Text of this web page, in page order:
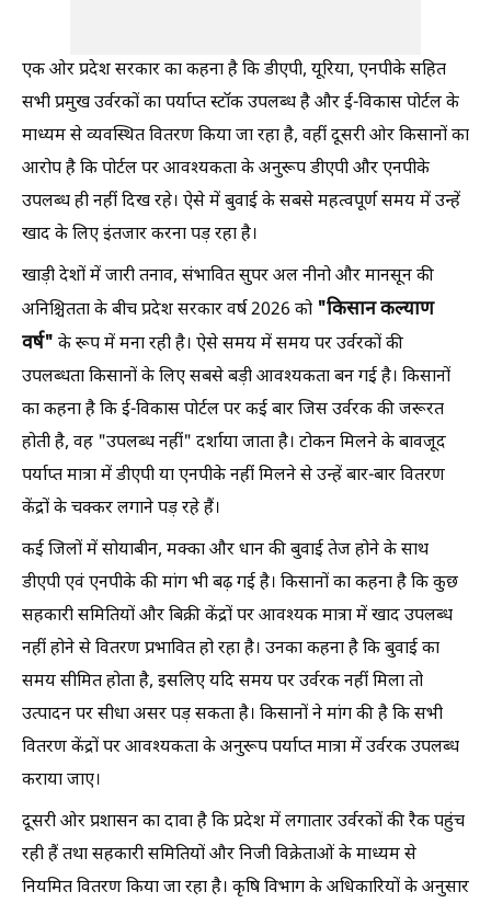
एक ओर प्रदेश सरकार का कहना है कि डीएपी, यूरिया, एनपीके सहित
सभी प्रमुख उर्वरकों का पर्याप्त स्टॉक उपलब्ध है और ई-विकास पोर्टल के
माध्यम से व्यवस्थित वितरण किया जा रहा है, वहीं दूसरी ओर किसानों का
आरोप है कि पोर्टल पर आवश्यकता के अनुरूप डीएपी और एनपीके
उपलब्ध ही नहीं दिख रहे। ऐसे में बुवाई के सबसे महत्वपूर्ण समय में उन्हें
खाद के लिए इंतजार करना पड़ रहा है।
खाड़ी देशों में जारी तनाव, संभावित सुपर अल नीनो और मानसून की
अनिश्चितता के बीच प्रदेश सरकार वर्ष 2026 को "किसान कल्याण
वर्ष" के रूप में मना रही है। ऐसे समय में समय पर उर्वरकों की
उपलब्धता किसानों के लिए सबसे बड़ी आवश्यकता बन गई है। किसानों
का कहना है कि ई-विकास पोर्टल पर कई बार जिस उर्वरक की जरूरत
होती है, वह "उपलब्ध नहीं" दर्शाया जाता है। टोकन मिलने के बावजूद
पर्याप्त मात्रा में डीएपी या एनपीके नहीं मिलने से उन्हें बार-बार वितरण
केंद्रों के चक्कर लगाने पड़ रहे हैं।
कई जिलों में सोयाबीन, मक्का और धान की बुवाई तेज होने के साथ
डीएपी एवं एनपीके की मांग भी बढ़ गई है। किसानों का कहना है कि कुछ
सहकारी समितियों और बिक्री केंद्रों पर आवश्यक मात्रा में खाद उपलब्ध
नहीं होने से वितरण प्रभावित हो रहा है। उनका कहना है कि बुवाई का
समय सीमित होता है, इसलिए यदि समय पर उर्वरक नहीं मिला तो
उत्पादन पर सीधा असर पड़ सकता है। किसानों ने मांग की है कि सभी
वितरण केंद्रों पर आवश्यकता के अनुरूप पर्याप्त मात्रा में उर्वरक उपलब्ध
कराया जाए।
दूसरी ओर प्रशासन का दावा है कि प्रदेश में लगातार उर्वरकों की रैक पहुंच
रही हैं तथा सहकारी समितियों और निजी विक्रेताओं के माध्यम से
नियमित वितरण किया जा रहा है। कृषि विभाग के अधिकारियों के अनुसार